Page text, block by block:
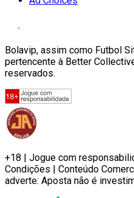
Bolavip, assim como Futbol
pertencente à Better
reservados.
+18 | Jogue com
Condições | Conteúdo
adverte: Aposta não é